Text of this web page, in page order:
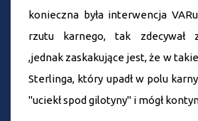
konieczna była interwencja
rzutu karnego, tak zdecywał
,jednak zaskakujące jest, że w
Sterlinga, który upadł w polu
"uciekł spod gilotyny" i mógł